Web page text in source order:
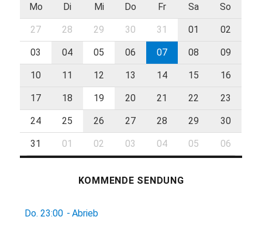
Mo Di Mi Do Fr Sa So
27 28 29 30 31 01 02
03 04 05 06 07 08 09
10 11 12 13 14 15 16
17 18 19 20 21 22 23
24 25 26 27 28 29 30
31 01 02 03 04 05 06
KOMMENDE SENDUNG
Do. 23:00 - Abrieb